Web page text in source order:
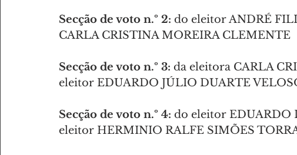
Secção de voto n.º 2: do eleitor ANDRÉ
CARLA CRISTINA MOREIRA CLEMENTE
Secção de voto n.º 3: da eleitora CARLA
eleitor EDUARDO JÚLIO DUARTE
Secção de voto n.º 4: do eleitor EDUARDO
eleitor HERMINIO RALFE SIMÕES